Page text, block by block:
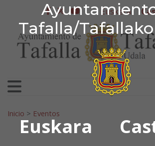
Tafalla/
Euskara
Ir al contenidofacebook
twitter
youtube
Euskera
Search for:
Inicio > Eventos